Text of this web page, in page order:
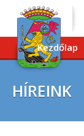
Kezdőlap
HÍREINK